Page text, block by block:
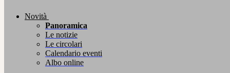
Novità
Panoramica
Le notizie
Le circolari
Calendario eventi
Albo online